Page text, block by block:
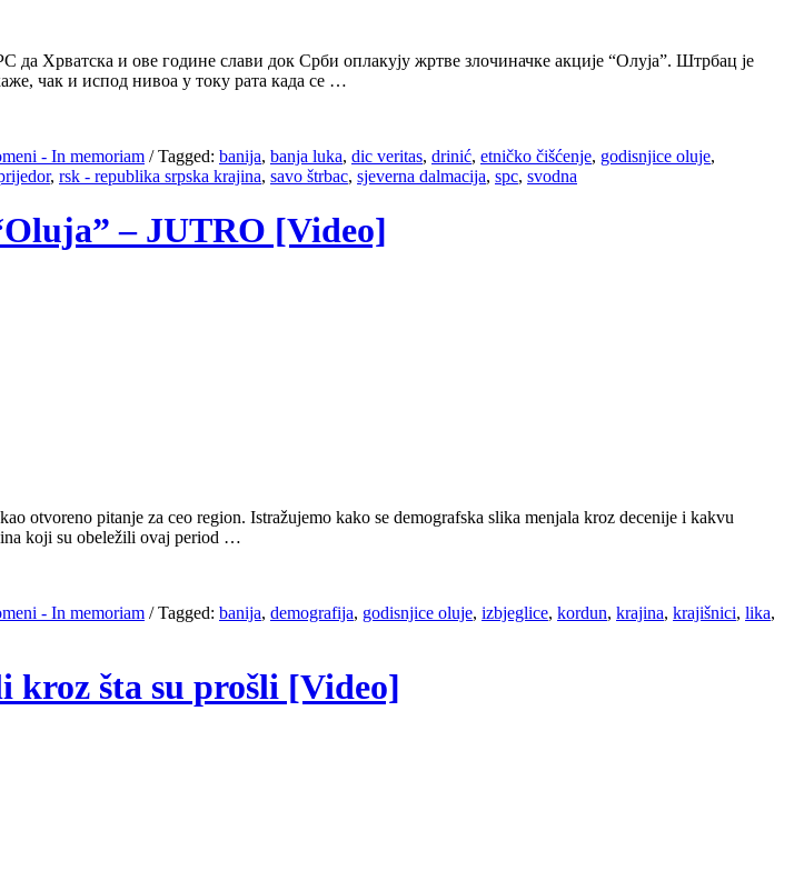
Хрватска и ове године слави док Срби оплакују жртве злочиначке акције “Олуја”. Штрбац је
чак и испод нивоа у току рата када се …
- In memoriam /Tagged: banija, banja luka, dic veritas, drinić, etničko čišćenje, godisnjice oluje,
, rsk - republika srpska krajina, savo štrbac, sjeverna dalmacija, spc, svodna
– JUTRO [Video]
otvoreno pitanje za ceo region. Istražujemo kako se demografska slika menjala kroz decenije i kakvu
koji su obeležili ovaj period …
- In memoriam /Tagged: banija, demografija, godisnjice oluje, izbjeglice, kordun, krajina, krajišnici, lika,
kroz šta su prošli [Video]